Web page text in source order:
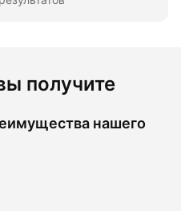
получите
нашего